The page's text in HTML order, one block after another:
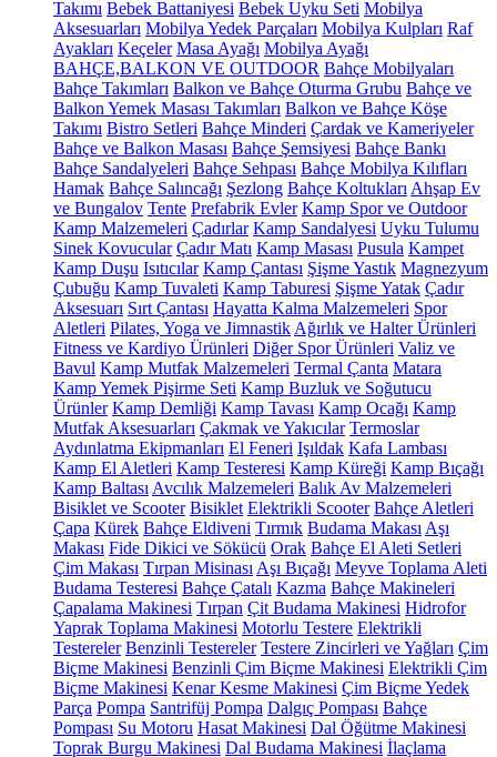
Takımı Bebek Battaniyesi Bebek Uyku Seti Mobilya
Aksesuarları Mobilya Yedek Parçaları Mobilya Kulpları Raf
Ayakları Keçeler Masa Ayağı Mobilya Ayağı
BAHÇE,BALKON VE OUTDOOR Bahçe Mobilyaları
Bahçe Takımları Balkon ve Bahçe Oturma Grubu Bahçe ve
Balkon Yemek Masası Takımları Balkon ve Bahçe Köşe
Takımı Bistro Setleri Bahçe Minderi Çardak ve Kameriyeler
Bahçe ve Balkon Masası Bahçe Şemsiyesi Bahçe Bankı
Bahçe Sandalyeleri Bahçe Sehpası Bahçe Mobilya Kılıfları
Hamak Bahçe Salıncağı Şezlong Bahçe Koltukları Ahşap Ev
ve Bungalov Tente Prefabrik Evler Kamp Spor ve Outdoor
Kamp Malzemeleri Çadırlar Kamp Sandalyesi Uyku Tulumu
Sinek Kovucular Çadır Matı Kamp Masası Pusula Kampet
Kamp Duşu Isıtıcılar Kamp Çantası Şişme Yastık Magnezyum
Çubuğu Kamp Tuvaleti Kamp Taburesi Şişme Yatak Çadır
Aksesuarı Sırt Çantası Hayatta Kalma Malzemeleri Spor
Aletleri Pilates, Yoga ve Jimnastik Ağırlık ve Halter Ürünleri
Fitness ve Kardiyo Ürünleri Diğer Spor Ürünleri Valiz ve
Bavul Kamp Mutfak Malzemeleri Termal Çanta Matara
Kamp Yemek Pişirme Seti Kamp Buzluk ve Soğutucu
Ürünler Kamp Demliği Kamp Tavası Kamp Ocağı Kamp
Mutfak Aksesuarları Çakmak ve Yakıcılar Termoslar
Aydınlatma Ekipmanları El Feneri Işıldak Kafa Lambası
Kamp El Aletleri Kamp Testeresi Kamp Küreği Kamp Bıçağı
Kamp Baltası Avcılık Malzemeleri Balık Av Malzemeleri
Bisiklet ve Scooter Bisiklet Elektrikli Scooter Bahçe Aletleri
Çapa Kürek Bahçe Eldiveni Tırmık Budama Makası Aşı
Makası Fide Dikici ve Sökücü Orak Bahçe El Aleti Setleri
Çim Makası Tırpan Misinası Aşı Bıçağı Meyve Toplama Aleti
Budama Testeresi Bahçe Çatalı Kazma Bahçe Makineleri
Çapalama Makinesi Tırpan Çit Budama Makinesi Hidrofor
Yaprak Toplama Makinesi Motorlu Testere Elektrikli
Testereler Benzinli Testereler Testere Zincirleri ve Yağları Çim
Biçme Makinesi Benzinli Çim Biçme Makinesi Elektrikli Çim
Biçme Makinesi Kenar Kesme Makinesi Çim Biçme Yedek
Parça Pompa Santrifüj Pompa Dalgıç Pompası Bahçe
Pompası Su Motoru Hasat Makinesi Dal Öğütme Makinesi
Toprak Burgu Makinesi Dal Budama Makinesi İlaçlama